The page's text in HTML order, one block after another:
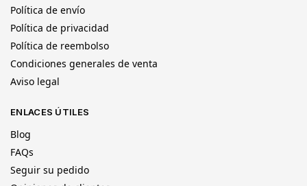
Política de envío
Política de privacidad
Política de reembolso
Condiciones generales de venta
Aviso legal
ENLACES ÚTILES
Blog
FAQs
Seguir su pedido